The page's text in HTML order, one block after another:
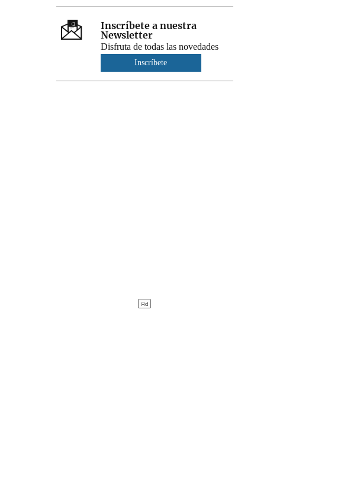
Inscríbete a nuestra
Newsletter
Disfruta de todas las novedades
Inscríbete